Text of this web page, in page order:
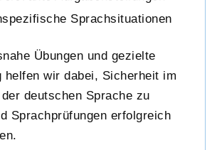
Sprachsituationen
Übungen und gezielte
helfen wir dabei, Sicherheit im
deutschen Sprache zu
Sprachprüfungen erfolgreich